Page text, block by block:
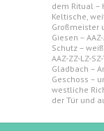
dem Ritual –
Keltische,
Großmeister
Giesen –
Schutz –
AAZ-ZZ-LZ-
Gladbach –
Geschoss –
westliche
der Tür und